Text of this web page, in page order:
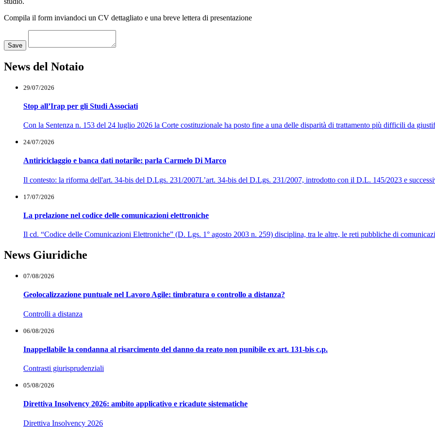
Compila il form inviandoci un CV dettagliato e una breve lettera di presentazione
Save
News del Notaio
29/07/2026
Stop all’Irap per gli Studi Associati
Con la Sentenza n. 153 del 24 luglio 2026 la Corte costituzionale ha posto fine a una delle disparità di trattamento più difficili da
24/07/2026
Antiriciclaggio e banca dati notarile: parla Carmelo Di Marco
Il contesto: la riforma dell'art. 34-bis del D.Lgs. 231/2007L’art. 34-bis del D.Lgs. 231/2007, introdotto con il D.L. 145/2023 e
17/07/2026
La prelazione nel codice delle comunicazioni elettroniche
Il cd. “Codice delle Comunicazioni Elettroniche” (D. Lgs. 1° agosto 2003 n. 259) disciplina, tra le altre, le reti pubbliche di
News Giuridiche
07/08/2026
Geolocalizzazione puntuale nel Lavoro Agile: timbratura o controllo a distanza?
Controlli a distanza
06/08/2026
Inappellabile la condanna al risarcimento del danno da reato non punibile ex art. 131-bis c.p.
Contrasti giurisprudenziali
05/08/2026
Direttiva Insolvency 2026: ambito applicativo e ricadute sistematiche
Direttiva Insolvency 2026